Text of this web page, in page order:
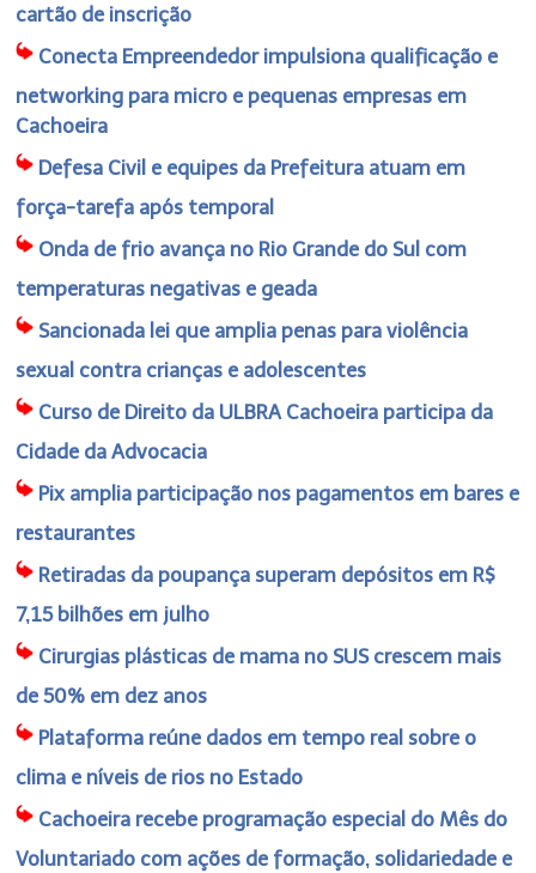
cartão de inscrição
Conecta Empreendedor impulsiona qualificação e
networking para micro e pequenas empresas em
Cachoeira
Defesa Civil e equipes da Prefeitura atuam em
força-tarefa após temporal
Onda de frio avança no Rio Grande do Sul com
temperaturas negativas e geada
Sancionada lei que amplia penas para violência
sexual contra crianças e adolescentes
Curso de Direito da ULBRA Cachoeira participa da
Cidade da Advocacia
Pix amplia participação nos pagamentos em bares e
restaurantes
Retiradas da poupança superam depósitos em R$
7,15 bilhões em julho
Cirurgias plásticas de mama no SUS crescem mais
de 50% em dez anos
Plataforma reúne dados em tempo real sobre o
clima e níveis de rios no Estado
Cachoeira recebe programação especial do Mês do
Voluntariado com ações de formação, solidariedade e